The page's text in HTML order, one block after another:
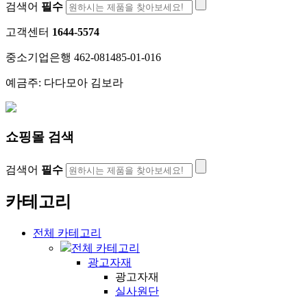
검색어 필수
고객센터 1644-5574
중소기업은행 462-081485-01-016
예금주: 다다모아 김보라
쇼핑몰 검색
검색어 필수
카테고리
전체 카테고리
전체 카테고리
광고자재
광고자재
실사원단